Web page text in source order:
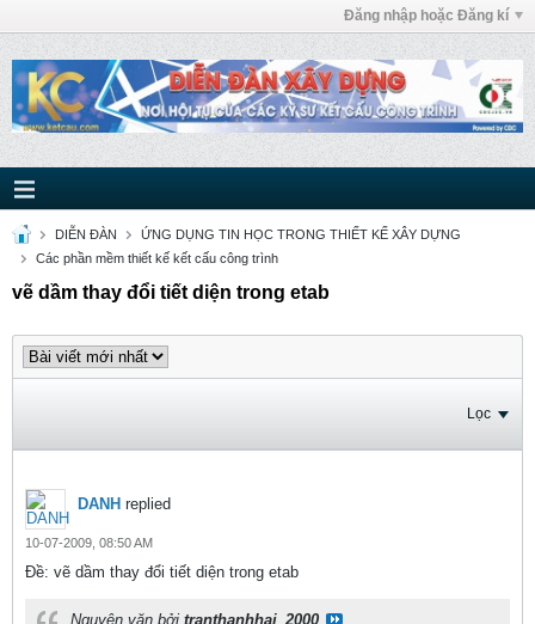
Đăng nhập hoặc Đăng kí
DIỄN ĐÀN
ỨNG DỤNG TIN HỌC TRONG THIẾT KẾ XÂY DỰNG
Các phần mềm thiết kế kết cấu công trình
vẽ dầm thay đổi tiết diện trong etab
Lọc
DANH replied
10-07-2009, 08:50 AM
Ðề: vẽ dầm thay đổi tiết diện trong etab
Nguyên văn bởi tranthanhhai_2000